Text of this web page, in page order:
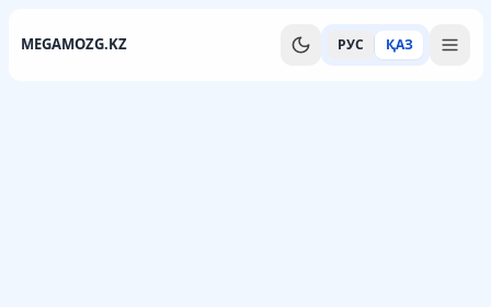
MEGAMOZG.KZ РУС ҚАЗ